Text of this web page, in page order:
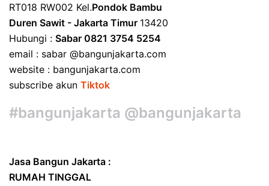
RT018 RW002 Kel.Pondok Bambu
Duren Sawit - Jakarta Timur 13420
Hubungi : Sabar 0821 3754 5254
email : sabar @bangunjakarta.com
website : bangunjakarta.com
subscribe akun Tiktok
#bangunjakarta @bangunjakarta
Jasa Bangun Jakarta :
RUMAH TINGGAL